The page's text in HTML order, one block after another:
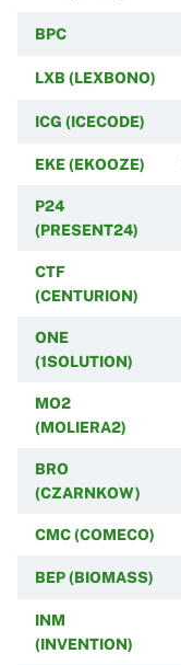
BPC
LXB (LEXBONO)
ICG (ICECODE)
EKE (EKOOZE)
P24
(PRESENT24)
CTF
(CENTURION)
ONE
(1SOLUTION)
MO2
(MOLIERA2)
BRO
(CZARNKOW)
CMC (COMECO)
BEP (BIOMASS)
INM
(INVENTION)